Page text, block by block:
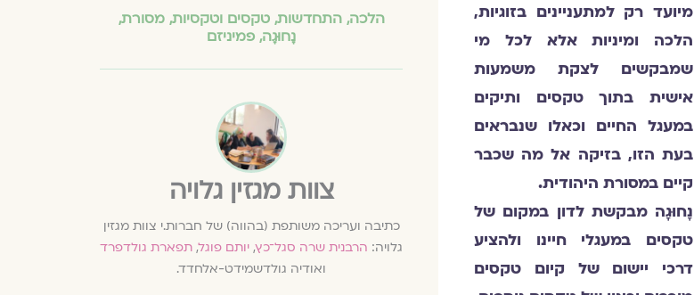
מיועד רק למתעניינים בזוגיות,
הלכה ומיניות אלא לכל מי
שמבקשים לצקת משמעות
אישית בתוך טקסים ותיקים
במעגל החיים וכאלו שנבראים
בעת הזו, בזיקה אל מה שכבר
קיים במסורת היהודית.
נָחוּגָה מבקשת לדון במקום של
טקסים במעגלי חיינו ולהציע
דרכי יישום של קיום טקסים
הלכה,התחדשות,טקסים וטקסיות,מסורת,
נָחוּגָה, פמיניזם
צוות מגזין גלויה
כתיבה ועריכה משותפת (בהווה) של חברות.י צוות מגזין
גלויה: הרבנית שרה סגל־כץ, יותם פוגל, תפארת גולדפרד
ואודיה גולדשמידט-אלחדד.